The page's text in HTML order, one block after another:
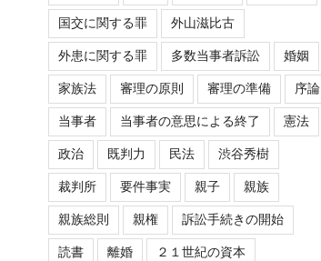
国交に関する罪 外山滋比古
外患に関する罪 多数当事者訴訟 婚姻
家族法 審理の原則 審理の準備 序論
当事者 当事者の意思による終了 憲法
政治 既判力 民法 渋谷秀樹
裁判所 要件事実 親子 親族
親族総則 親権 訴訟手続きの開始
読書 離婚 ２１世紀の資本